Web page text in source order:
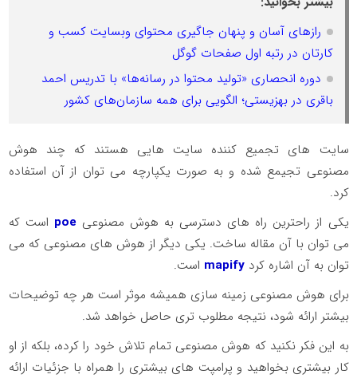
رازهای آسان و پنهان جاگیری محتوای وبسایت کسب و
کارتان در رتبه اول صفحات گوگل
دوره انحصاری «تولید محتوا در رسانه‌ها» با تدریس احمد
باقری در بهزیستی؛ الگویی برای همه سازمان‌های کشور
سایت های تجمیع کننده سایت هایی هستند که چند هوش
مصنوعی تجیمع شده و به صورت یکپارچه می توان از آن استفاده
کرد.
یکی از راحترین راه های دسترسی به هوش مصنوعی poe است که
می توان با آن مقاله ساخت. یکی دیگر از هوش های مصنوعی که می
توان به آن اشاره کرد mapify است.
برای هوش مصنوعی زمینه سازی همیشه موثر است هر چه توضیحات
بیشتر ارائه شود، نتیجه مطلوب تری حاصل خواهد شد.
به این فکر نکنید که هوش مصنوعی تمام تلاش خود را کرده، بلکه از او
کار بیشتری بخواهید و پرامپت های بیشتری را همراه با جزئیات ارائه